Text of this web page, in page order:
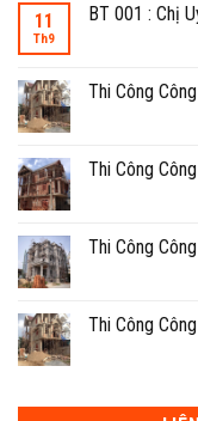
11
Th9
BT 001 : Chị
Thi Công
Thi Công
Thi Công
Thi Công